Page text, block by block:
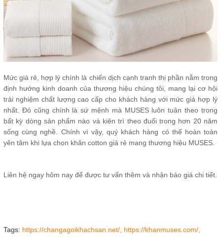
Mức giá rẻ, hợp lý chính là chiến dịch cạnh tranh thị phần nằm trong
định hướng kinh doanh của thương hiệu chúng tôi, mang lại cơ hội
trải nghiệm chất lượng cao cấp cho khách hàng với mức giá hợp lý
nhất. Đó cũng chính là sứ mệnh mà MUSES luôn tuân theo trong
bất kỳ dòng sản phẩm nào và kiên trì theo đuổi trong hơn 20 năm
sống cùng nghề. Chính vì vậy, quý khách hàng có thể hoàn toàn
yên tâm khi lựa chọn khăn cotton giá rẻ mang thương hiệu MUSES.
Liên hệ ngay hôm nay để được tư vấn thêm và nhận báo giá chi tiết.
Tags: https://changagoikhachsan.net/, https://khanmuses.com/,